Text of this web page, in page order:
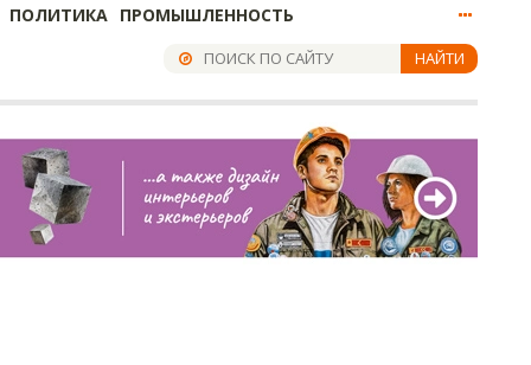
ПОЛИТИКА ПРОМЫШЛЕННОСТЬ
НАЙТИ